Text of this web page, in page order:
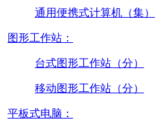
通用便携式计算机（集）
图形工作站：
台式图形工作站（分）
移动图形工作站（分）
平板式电脑：